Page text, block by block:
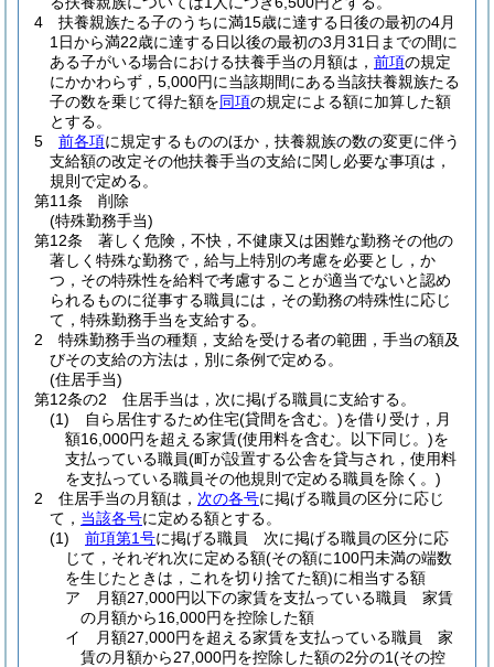
4
扶養親族たる子のうちに満15歳に達する日後の最初の4月
1日から満22歳に達する日以後の最初の3月31日までの間に
ある子がいる場合における扶養手当の月額は， 前項の規定
にかかわらず，5,000円に当該期間にある当該扶養親族たる
子の数を乗じて得た額を同項の規定による額に加算した額
とする。
5
前各項に規定するもののほか，扶養親族の数の変更に伴う
支給額の改定その他扶養手当の支給に関し必要な事項は，
規則で定める。
第11条
削除
(特殊勤務手当)
第12条
著しく危険，不快，不健康又は困難な勤務その他の
著しく特殊な勤務で，給与上特別の考慮を必要とし，か
つ，その特殊性を給料で考慮することが適当でないと認め
られるものに従事する職員には，その勤務の特殊性に応じ
て，特殊勤務手当を支給する。
2
特殊勤務手当の種類，支給を受ける者の範囲，手当の額及
びその支給の方法は，別に条例で定める。
(住居手当)
第12条の2
住居手当は，次に掲げる職員に支給する。
(1)
自ら居住するため住宅(貸間を含む。)を借り受け，月
額16,000円を超える家賃(使用料を含む。以下同じ。)を
支払っている職員(町が設置する公舎を貸与され，使用料
を支払っている職員その他規則で定める職員を除く。)
2
住居手当の月額は， 次の各号に掲げる職員の区分に応じ
て， 当該各号に定める額とする。
(1)
前項第1号に掲げる職員 次に掲げる職員の区分に応
じて，それぞれ次に定める額(その額に100円未満の端数
を生じたときは，これを切り捨てた額)に相当する額
ア
月額27,000円以下の家賃を支払っている職員 家賃
の月額から16,000円を控除した額
イ
月額27,000円を超える家賃を支払っている職員 家
賃の月額から27,000円を控除した額の2分の1(その控